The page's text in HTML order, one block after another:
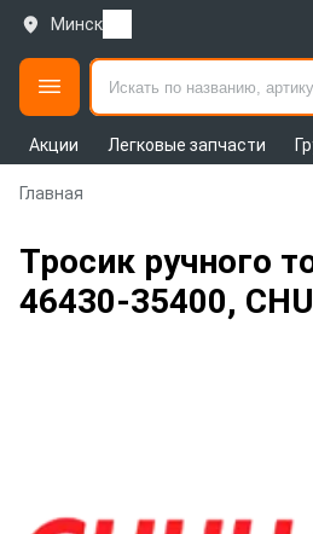
Минск
Акции Легковые запчасти
Главная
Тросик ручного
46430-35400,